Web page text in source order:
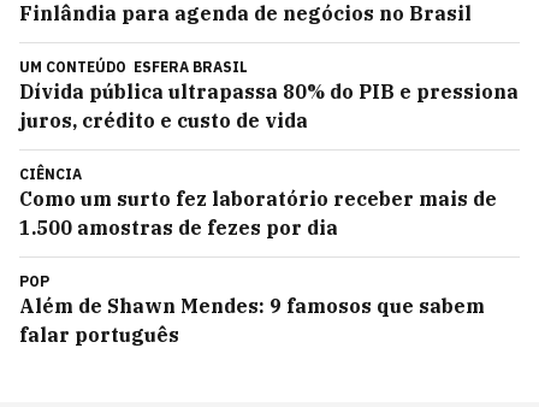
Finlândia para agenda de negócios no Brasil
UM CONTEÚDO ESFERA BRASIL
Dívida pública ultrapassa 80% do PIB e pressiona
juros, crédito e custo de vida
CIÊNCIA
Como um surto fez laboratório receber mais de
1.500 amostras de fezes por dia
POP
Além de Shawn Mendes: 9 famosos que sabem
falar português